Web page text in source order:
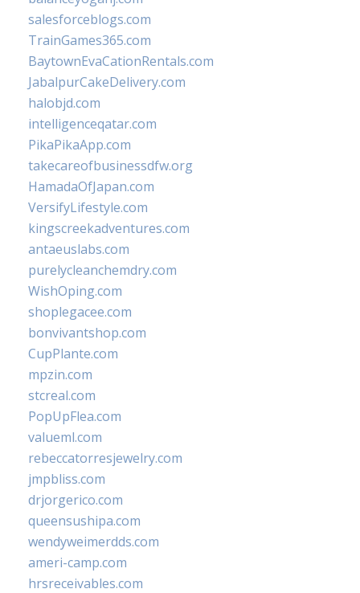
salesforceblogs.com
TrainGames365.com
BaytownEvaCationRentals.com
JabalpurCakeDelivery.com
halobjd.com
intelligenceqatar.com
PikaPikaApp.com
takecareofbusinessdfw.org
HamadaOfJapan.com
VersifyLifestyle.com
kingscreekadventures.com
antaeuslabs.com
purelycleanchemdry.com
WishOping.com
shoplegacee.com
bonvivantshop.com
CupPlante.com
mpzin.com
stcreal.com
PopUpFlea.com
valueml.com
rebeccatorresjewelry.com
jmpbliss.com
drjorgerico.com
queensushipa.com
wendyweimerdds.com
ameri-camp.com
hrsreceivables.com